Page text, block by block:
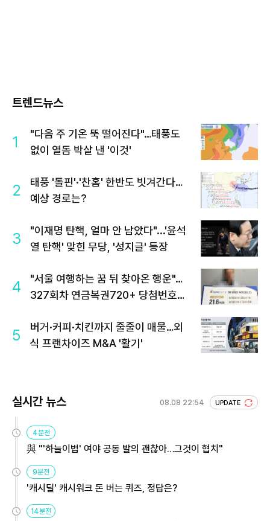
트렌드뉴스
1
"다음 주 기온 뚝 떨어진다"…태풍도
없이 열돔 박살 낸 '이것'
2
태풍 '돌핀'·'찬홈' 한반도 빗겨간다…
예상 경로는?
3
"이재명 탄핵, 얼마 안 남았다"...'윤석
열 탄핵' 맞힌 무당, '성지글' 등장
4
"서울 여행하는 꿈 뒤 찾아온 행운"…
327회차 연금복권720+ 당첨번호조
5
버거·커피·치킨까지 줄줄이 매물…외
식 프랜차이즈 M&A '활기'
실시간 뉴스 08.08 22:54 UPDATE
4분전
與 "'하늘이법' 여야 공동 발의 괜찮아…그것이 협치"
9분전
'캐시딜' 캐시워크 돈 버는 퀴즈, 정답은?
14분전